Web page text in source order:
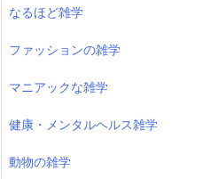
なるほど雑学
ファッションの雑学
マニアックな雑学
健康・メンタルヘルス雑学
動物の雑学